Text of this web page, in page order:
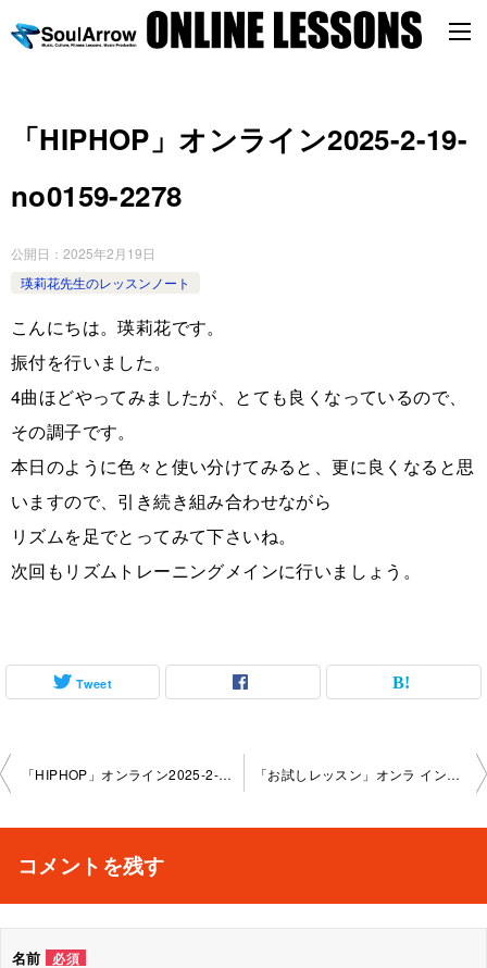
「HIPHOP」オンライン2025-2-19-
no0159-2278
公開日： 2025年2月19日
瑛莉花先生のレッスンノート
こんにちは。瑛莉花です。
振付を行いました。
4曲ほどやってみましたが、とても良くなっているので、
その調子です。
本日のように色々と使い分けてみると、更に良くなると思
いますので、引き続き組み合わせながら
リズムを足でとってみて下さいね。
次回もリズムトレーニングメインに行いましょう。
Tweet
投
ビ
「HIPHOP」オンライン2025-2-19-no0159-2278 「お試しレッスン」オンラ イン2025-2-23-no0159
コメントを残す
名前 必須